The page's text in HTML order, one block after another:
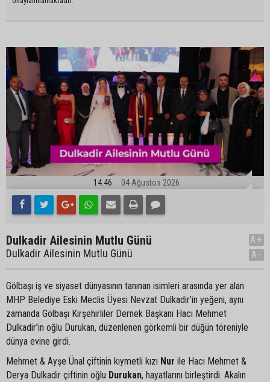
14:46 04 Ağustos 2026
Dulkadir Ailesinin Mutlu Günü
Dulkadir Ailesinin Mutlu Günü
A+
A-
Gölbaşı iş ve siyaset dünyasının tanınan isimleri arasında yer alan
MHP Belediye Eski Meclis Üyesi Nevzat Dulkadir’in yeğeni, aynı
zamanda Gölbaşı Kırşehirliler Dernek Başkanı Hacı Mehmet
Dulkadir’in oğlu Durukan, düzenlenen görkemli bir düğün töreniyle
dünya evine girdi.
Mehmet & Ayşe Ünal çiftinin kıymetli kızı Nur ile Hacı Mehmet &
Derya Dulkadir çiftinin oğlu Durukan, hayatlarını birleştirdi. Akalın